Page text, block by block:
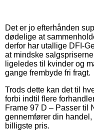
Det er jo efterhånden
dødelige at
derfor har utallige DFI-
at mindske
ligeledes til kvinder og
gange frembyde fri fragt.
Trods dette kan det til
forbi indtil flere
Frame 97 D – Passer til
gennemfører din
billigste pris.